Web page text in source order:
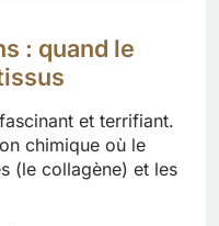
: quand le
et terrifiant.
chimique où le
(le collagène) et les